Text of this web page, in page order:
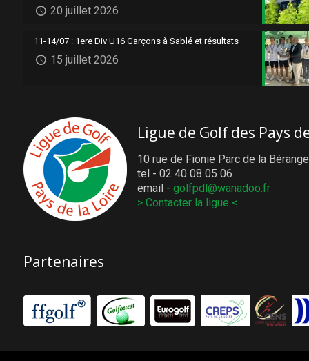
20 juillet 2026
11-14/07 : 1ere Div U16 Garçons à Sablé et résultats
15 juillet 2026
Ligue de Golf des Pays
10 rue de Fionie Parc de la
tel - 02 40 08 05 06
email - golfpdl@wanadoo.fr
> Contacter la ligue <
Partenaires